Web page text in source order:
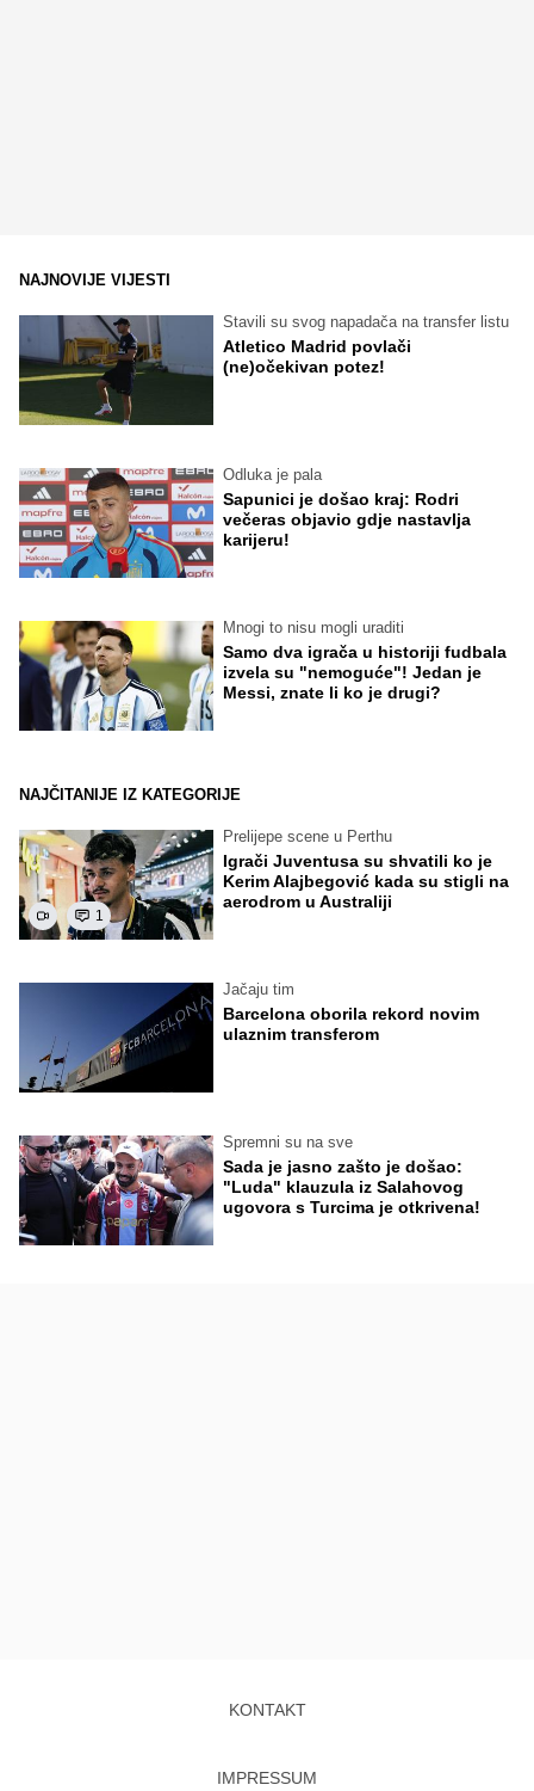
NAJNOVIJE VIJESTI
Stavili su svog napadača na transfer listu
Atletico Madrid povlači
(ne)očekivan potez!
Odluka je pala
Sapunici je došao kraj: Rodri
večeras objavio gdje nastavlja
karijeru!
Mnogi to nisu mogli uraditi
Samo dva igrača u historiji fudbala
izvela su "nemoguće"! Jedan je
Messi, znate li ko je drugi?
NAJČITANIJE IZ KATEGORIJE
1
Prelijepe scene u Perthu
Igrači Juventusa su shvatili ko je
Kerim Alajbegović kada su stigli na
aerodrom u Australiji
Jačaju tim
Barcelona oborila rekord novim
ulaznim transferom
Spremni su na sve
Sada je jasno zašto je došao:
"Luda" klauzula iz Salahovog
ugovora s Turcima je otkrivena!
KONTAKT
IMPRESSUM